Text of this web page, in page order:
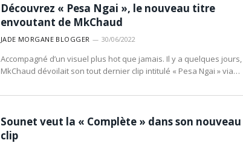
Découvrez « Pesa Ngai », le nouveau titre
envoutant de MkChaud
JADE MORGANE BLOGGER 30/06/2022
Accompagné d’un visuel plus hot que jamais. Il y a quelques jours,
MkChaud dévoilait son tout dernier clip intitulé « Pesa Ngai » via…
Sounet veut la « Complète » dans son nouveau
clip